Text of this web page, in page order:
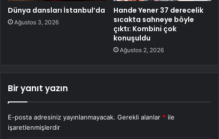
Dünya dansları İstanbul’da
Ağustos 3, 2026
Hande Yener 37 derecelik
sıcakta sahneye böyle
çıktı: Kombini çok
konuşuldu
Ağustos 2, 2026
Bir yanıt yazın
E-posta adresiniz yayınlanmayacak. Gerekli alanlar * ile
işaretlenmişlerdir